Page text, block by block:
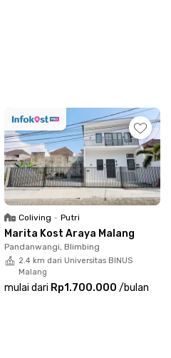
Coliving • Putri
Marita Kost Araya Malang
Pandanwangi, Blimbing
2.4 km dari Universitas BINUS
Malang
mulai dari Rp1.700.000 /bulan